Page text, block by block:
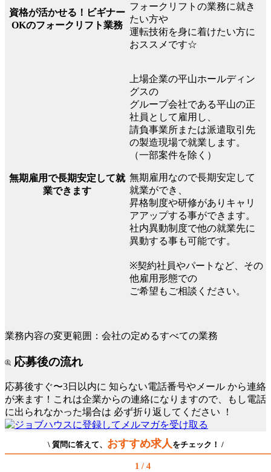
資格が活かせる！ビギナー
OKのフォークリフト業務
フォークリフトの業務に就き
たい方や
運転技術を身に着けたい方に
おススメです☆
無期雇用で長期安定して就
業できます
上場企業の平山ホールディン
グスの
グループ会社である平山の正
社員として雇用し、
請負事業所または派遣取引先
の製造現場で就業します。
（一部案件を除く）
無期雇用なので長期安定して
就業ができ、
昇格制度や研修がありキャリ
アアップする事ができます。
社内異動制度で他の就業先に
異動する事も可能です。
※契約社員やパートなど、その
他雇用形態での
ご希望もご相談ください。
業務内容の変更範囲：会社の定めるすべての業務
応募後の流れ
応募後すぐ〜3日以内に 知らない電話番号やメール から連絡
が来ます！これは企業からの連絡になりますので、もし電話
に出られなかった場合は 必ず折り返してください ！
\ 質問に答えて、 おすすめ求人をチェック！ /
1 / 4